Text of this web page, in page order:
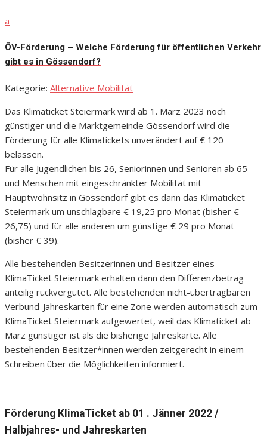
a
ÖV-Förderung – Welche Förderung für öffentlichen Verkehr
gibt es in Gössendorf?
Kategorie: Alternative Mobilität
Das Klimaticket Steiermark wird ab 1. März 2023 noch
günstiger und die Marktgemeinde Gössendorf wird die
Förderung für alle Klimatickets unverändert auf € 120
belassen.
Für alle Jugendlichen bis 26, Seniorinnen und Senioren ab 65
und Menschen mit eingeschränkter Mobilität mit
Hauptwohnsitz in Gössendorf gibt es dann das Klimaticket
Steiermark um unschlagbare € 19,25 pro Monat (bisher €
26,75) und für alle anderen um günstige € 29 pro Monat
(bisher € 39).
Alle bestehenden Besitzerinnen und Besitzer eines
KlimaTicket Steiermark erhalten dann den Differenzbetrag
anteilig rückvergütet. Alle bestehenden nicht-übertragbaren
Verbund-Jahreskarten für eine Zone werden automatisch zum
KlimaTicket Steiermark aufgewertet, weil das Klimaticket ab
März günstiger ist als die bisherige Jahreskarte. Alle
bestehenden Besitzer*innen werden zeitgerecht in einem
Schreiben über die Möglichkeiten informiert.
Förderung KlimaTicket ab 01 . Jänner 2022 /
Halbjahres- und Jahreskarten